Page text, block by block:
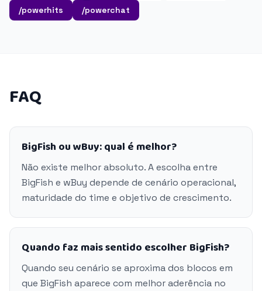
/powerhits
/powerchat
FAQ
BigFish ou wBuy: qual é melhor?
Não existe melhor absoluto. A escolha entre
BigFish e wBuy depende de cenário operacional,
maturidade do time e objetivo de crescimento.
Quando faz mais sentido escolher BigFish?
Quando seu cenário se aproxima dos blocos em
que BigFish aparece com melhor aderência no